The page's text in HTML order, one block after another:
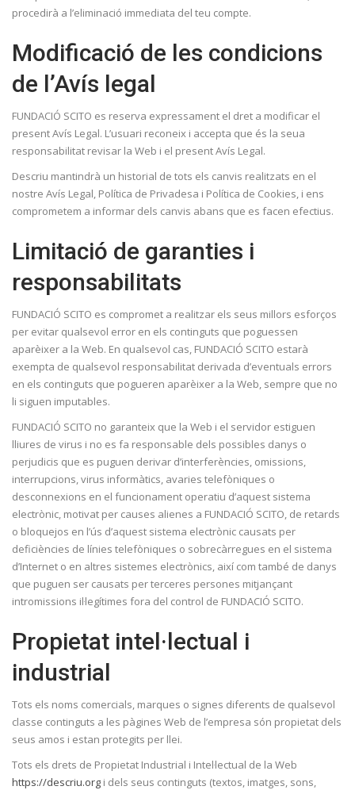
procedirà a l’eliminació immediata del teu compte.
Modificació de les condicions
de l’Avís legal
FUNDACIÓ SCITO es reserva expressament el dret a modificar el
present Avís Legal. L’usuari reconeix i accepta que és la seua
responsabilitat revisar la Web i el present Avís Legal.
Descriu mantindrà un historial de tots els canvis realitzats en el
nostre Avís Legal, Política de Privadesa i Política de Cookies, i ens
comprometem a informar dels canvis abans que es facen efectius.
Limitació de garanties i
responsabilitats
FUNDACIÓ SCITO es compromet a realitzar els seus millors esforços
per evitar qualsevol error en els continguts que poguessen
aparèixer a la Web. En qualsevol cas, FUNDACIÓ SCITO estarà
exempta de qualsevol responsabilitat derivada d’eventuals errors
en els continguts que pogueren aparèixer a la Web, sempre que no
li siguen imputables.
FUNDACIÓ SCITO no garanteix que la Web i el servidor estiguen
lliures de virus i no es fa responsable dels possibles danys o
perjudicis que es puguen derivar d’interferències, omissions,
interrupcions, virus informàtics, avaries telefòniques o
desconnexions en el funcionament operatiu d’aquest sistema
electrònic, motivat per causes alienes a FUNDACIÓ SCITO, de retards
o bloquejos en l’ús d’aquest sistema electrònic causats per
deficiències de línies telefòniques o sobrecàrregues en el sistema
d’Internet o en altres sistemes electrònics, així com també de danys
que puguen ser causats per terceres persones mitjançant
intromissions il·legítimes fora del control de FUNDACIÓ SCITO.
Propietat intel·lectual i
industrial
Tots els noms comercials, marques o signes diferents de qualsevol
classe continguts a les pàgines Web de l’empresa són propietat dels
seus amos i estan protegits per llei.
Tots els drets de Propietat Industrial i Intel·lectual de la Web
https://descriu.org i dels seus continguts (textos, imatges, sons,